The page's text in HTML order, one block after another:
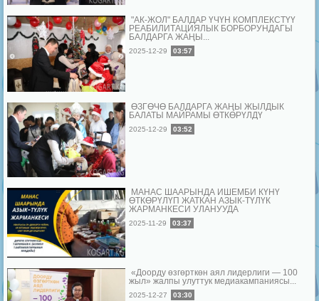
"АК-ЖОЛ" БАЛДАР ҮЧҮН КОМПЛЕКСТҮҮ
РЕАБИЛИТАЦИЯЛЫК БОРБОРУНДАГЫ
БАЛДАРГА ЖАҢЫ...
2025-12-29 03:57
ӨЗГӨЧӨ БАЛДАРГА ЖАҢЫ ЖЫЛДЫК
БАЛАТЫ МАЙРАМЫ ӨТКӨРҮЛДҮ
2025-12-29 03:52
МАНАС ШААРЫНДА ИШЕМБИ КҮНҮ
ӨТКӨРҮЛҮП ЖАТКАН АЗЫК-ТҮЛҮК
ЖАРМАНКЕСИ УЛАНУУДА
2025-11-29 03:37
«Доорду өзгөрткөн аял лидерлиги — 100
жыл» жалпы улуттук медиакампаниясы...
2025-12-27 03:30